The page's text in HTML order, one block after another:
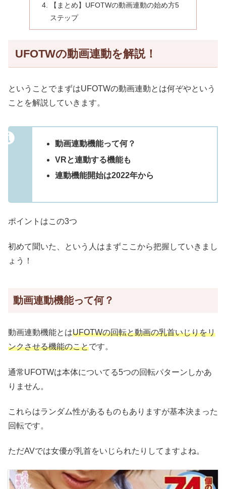
【まとめ】UFOTWの動画連動の始め方5
ステップ
UFOTWの動画連動を解説！
ということでまずはUFOTWの動画連動とは何ぞやという
ことを解説していきます。
動画連動機能って何？
VRと連動する機能も
連動機能開始は2022年から
ポイントはこの3つ
初めて聞いた、という人はまずここから把握していきまし
ょう！
動画連動機能って何？
動画連動機能とはUFOTWの回転と動画の乳首いじりをリ
ンクさせる機能のことです。
通常UFOTWは本体についてる5つの回転パターンしかあ
りません。
これらはランダム性があるものもありますが基本決まった
回転です。
ただAVでは女優が乳首をいじられたりしてますよね。